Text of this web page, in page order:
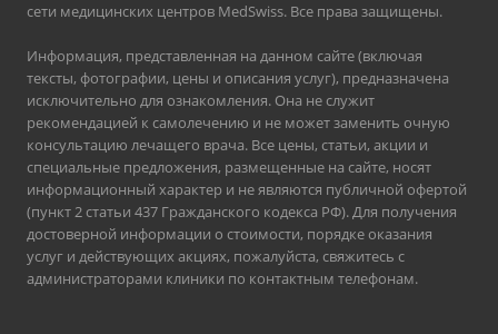
сети медицинских центров MedSwiss. Все права защищены.
Информация, представленная на данном сайте (включая
тексты, фотографии, цены и описания услуг), предназначена
исключительно для ознакомления. Она не служит
рекомендацией к самолечению и не может заменить очную
консультацию лечащего врача. Все цены, статьи, акции и
специальные предложения, размещенные на сайте, носят
информационный характер и не являются публичной офертой
(пункт 2 статьи 437 Гражданского кодекса РФ). Для получения
достоверной информации о стоимости, порядке оказания
услуг и действующих акциях, пожалуйста, свяжитесь с
администраторами клиники по контактным телефонам.